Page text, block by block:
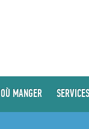
OÙ MANGER SERVICES